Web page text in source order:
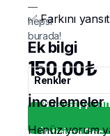
—
hepsi
burada!
150,00₺
Whatsapp'tan
İletişime Geç
✅ Farkını
Ek bilgi
Renkler
İncelemeler
Henüz yorum